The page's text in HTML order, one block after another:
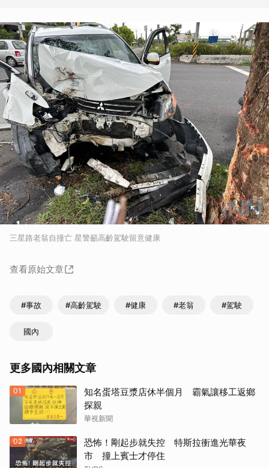
三星路老翁自撞亡 星警籲高齡駕駛留意健康
查看原始文章
#事故 #高齡駕駛 #健康 #老翁 #駕駛
國內
更多國內相關文章
01
知名蛋塔豆漿店休半個月 霸氣讓移工返鄉
探親
華視新聞
02
恐怖！剛起步就失控 特斯拉衝進光華夜
市 撞上賓士才停住